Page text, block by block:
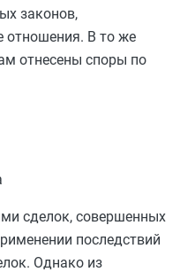
законов,
отношения. В то же
отнесены споры по
сделок, совершенных
последствий
Однако из